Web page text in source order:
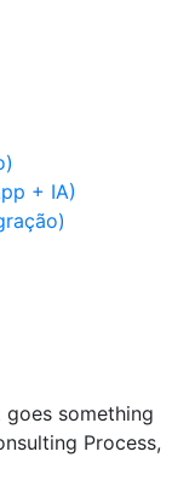
+ IA)
something
Process,